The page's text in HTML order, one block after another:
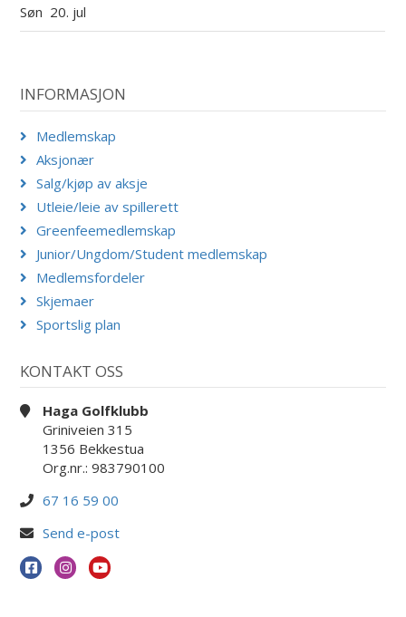
Søn 20. jul
INFORMASJON
Medlemskap
Aksjonær
Salg/kjøp av aksje
Utleie/leie av spillerett
Greenfeemedlemskap
Junior/Ungdom/Student medlemskap
Medlemsfordeler
Skjemaer
Sportslig plan
KONTAKT OSS
Haga Golfklubb
Griniveien 315
1356 Bekkestua
Org.nr.: 983790100
67 16 59 00
Send e-post